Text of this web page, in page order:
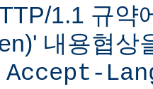
1.1 규약
내용협상
Accept-